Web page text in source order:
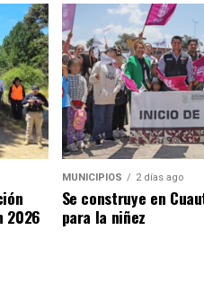
2026
MUNICIPIOS 2 días ago
Se construye en
para la niñez